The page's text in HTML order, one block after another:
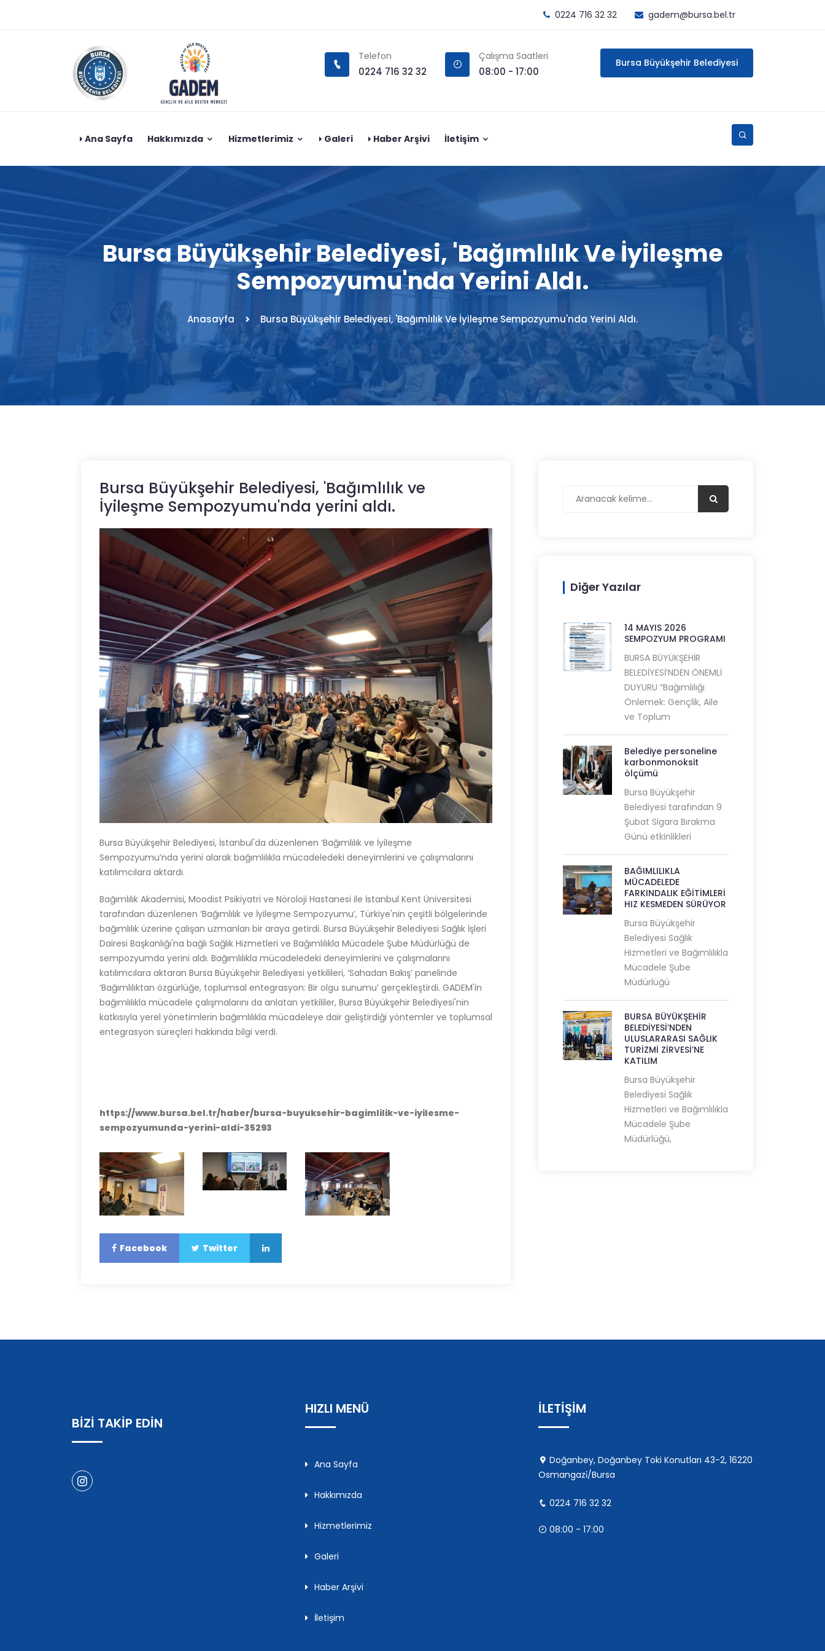
0224 716 32 32 gadem@bursa.bel.tr
Telefon
0224 716 32 32
Çalışma Saatleri
08:00 - 17:00
Bursa Büyükşehir Belediyesi
Ana Sayfa Hakkımızda Hizmetlerimiz Galeri Haber Arşivi İletişim
Bursa Büyükşehir Belediyesi, 'Bağımlılık Ve İyileşme
Sempozyumu'nda Yerini Aldı.
Anasayfa Bursa Büyükşehir Belediyesi, 'Bağımlılık Ve İyileşme Sempozyumu'nda Yerini Aldı.
Bursa Büyükşehir Belediyesi, 'Bağımlılık ve
İyileşme Sempozyumu'nda yerini aldı.
Bursa Büyükşehir Belediyesi, İstanbul'da düzenlenen ‘Bağımlılık ve İyileşme
Sempozyumu’nda yerini alarak bağımlılıkla mücadeledeki deneyimlerini ve çalışmalarını
katılımcılara aktardı.
Bağımlılık Akademisi, Moodist Psikiyatri ve Nöroloji Hastanesi ile İstanbul Kent Üniversitesi
tarafından düzenlenen ‘Bağımlılık ve İyileşme Sempozyumu’, Türkiye'nin çeşitli bölgelerinde
bağımlılık üzerine çalışan uzmanları bir araya getirdi. Bursa Büyükşehir Belediyesi Sağlık İşleri
Dairesi Başkanlığı'na bağlı Sağlık Hizmetleri ve Bağımlılıkla Mücadele Şube Müdürlüğü de
sempozyumda yerini aldı. Bağımlılıkla mücadeledeki deneyimlerini ve çalışmalarını
katılımcılara aktaran Bursa Büyükşehir Belediyesi yetkilileri, ‘Sahadan Bakış’ panelinde
‘Bağımlılıktan özgürlüğe, toplumsal entegrasyon: Bir olgu sunumu’ gerçekleştirdi. GADEM'in
bağımlılıkla mücadele çalışmalarını da anlatan yetkililer, Bursa Büyükşehir Belediyesi'nin
katkısıyla yerel yönetimlerin bağımlılıkla mücadeleye dair geliştirdiği yöntemler ve toplumsal
entegrasyon süreçleri hakkında bilgi verdi.
https://www.bursa.bel.tr/haber/bursa-buyuksehir-bagimlilik-ve-iyilesme-
sempozyumunda-yerini-aldi-35293
Facebook Twitter
Diğer Yazılar
14 MAYIS 2026
SEMPOZYUM PROGRAMI
BURSA BÜYÜKŞEHİR
BELEDİYESİ’NDEN ÖNEMLİ
DUYURU “Bağımlılığı
Önlemek: Gençlik, Aile
ve Toplum
Belediye personeline
karbonmonoksit
ölçümü
Bursa Büyükşehir
Belediyesi tarafından 9
Şubat Sigara Bırakma
Günü etkinlikleri
BAĞIMLILIKLA
MÜCADELEDE
FARKINDALIK EĞİTİMLERİ
HIZ KESMEDEN SÜRÜYOR
Bursa Büyükşehir
Belediyesi Sağlık
Hizmetleri ve Bağımlılıkla
Mücadele Şube
Müdürlüğü
BURSA BÜYÜKŞEHİR
BELEDİYESİ’NDEN
ULUSLARARASI SAĞLIK
TURİZMİ ZİRVESİ’NE
KATILIM
Bursa Büyükşehir
Belediyesi Sağlık
Hizmetleri ve Bağımlılıkla
Mücadele Şube
Müdürlüğü,
BİZİ TAKİP EDİN
HIZLI MENÜ
Ana Sayfa
Hakkımızda
Hizmetlerimiz
Galeri
Haber Arşivi
İletişim
İLETİŞİM
Doğanbey, Doğanbey Toki Konutları 43-2, 16220
Osmangazi̇/Bursa
0224 716 32 32
08:00 - 17:00